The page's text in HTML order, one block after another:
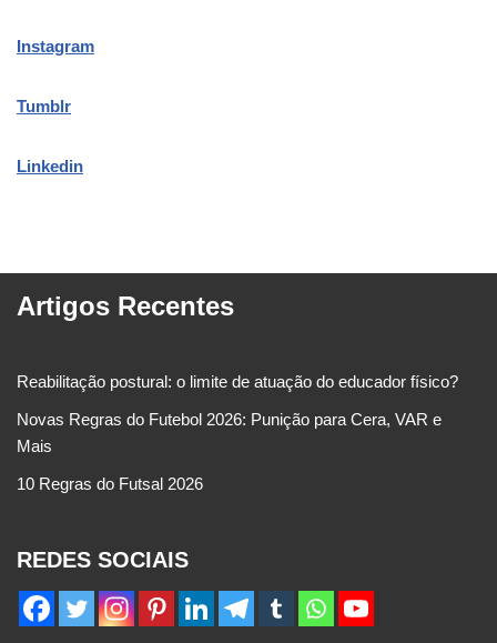
Instagram
Tumblr
Linkedin
Artigos Recentes
Reabilitação postural: o limite de atuação do educador físico?
Novas Regras do Futebol 2026: Punição para Cera, VAR e
Mais
10 Regras do Futsal 2026
REDES SOCIAIS